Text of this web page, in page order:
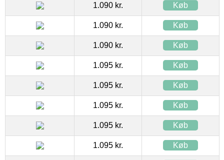
1.090 kr. Køb
1.090 kr. Køb
1.090 kr. Køb
1.095 kr. Køb
1.095 kr. Køb
1.095 kr. Køb
1.095 kr. Køb
1.095 kr. Køb